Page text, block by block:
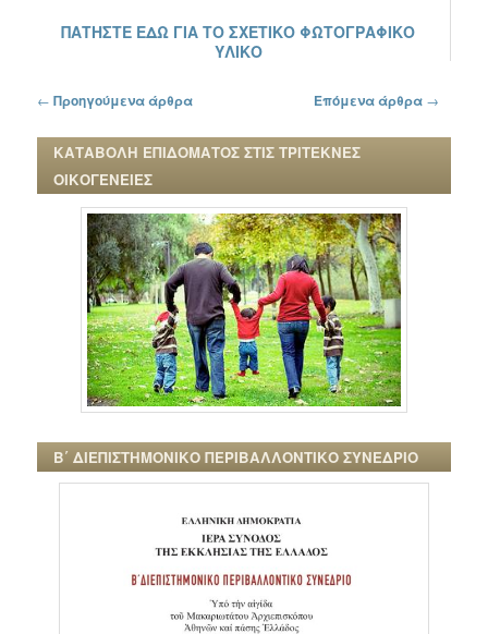
ΠΑΤΗΣΤΕ ΕΔΩ ΓΙΑ ΤΟ ΣΧΕΤΙΚΟ ΦΩΤΟΓΡΑΦΙΚΟ
ΥΛΙΚΟ
Πλοήγηση στα άρθρα
← Προηγούμενα άρθρα Επόμενα άρθρα →
ΚΑΤΑΒΟΛΗ ΕΠΙΔΟΜΑΤΟΣ ΣΤΙΣ ΤΡΙΤΕΚΝΕΣ
ΟΙΚΟΓΕΝΕΙΕΣ
Β΄ ΔΙΕΠΙΣΤΗΜΟΝΙΚΟ ΠΕΡΙΒΑΛΛΟΝΤΙΚΟ ΣΥΝΕΔΡΙΟ